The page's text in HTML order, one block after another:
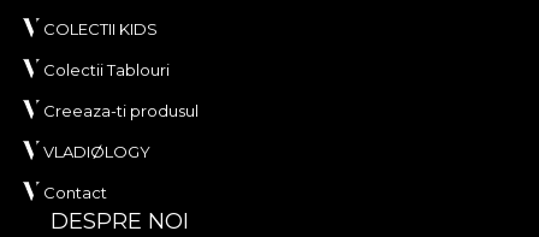
COLECTII KIDS
Colectii Tablouri
Creeaza-ti produsul
VLADIØLOGY
Contact
DESPRE NOI